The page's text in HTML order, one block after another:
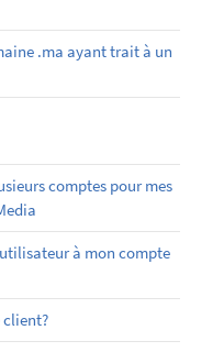
.ma ayant trait à un
comptes pour mes
à mon compte
client?